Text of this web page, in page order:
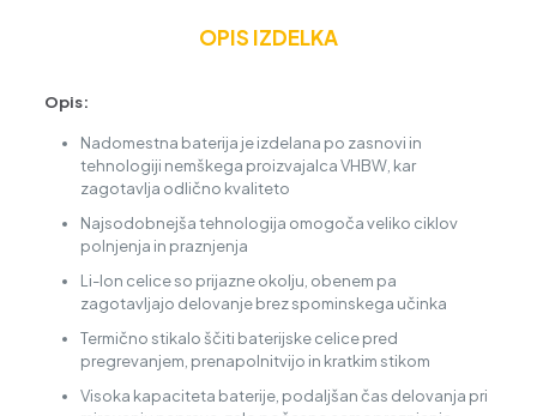
OPIS IZDELKA
Opis:
Nadomestna baterija je izdelana po zasnovi in
tehnologiji nemškega proizvajalca VHBW, kar
zagotavlja odlično kvaliteto
Najsodobnejša tehnologija omogoča veliko ciklov
polnjenja in praznjenja
Li-Ion celice so prijazne okolju, obenem pa
zagotavljajo delovanje brez spominskega učinka
Termično stikalo ščiti baterijske celice pred
pregrevanjem, prenapolnitvijo in kratkim stikom
Visoka kapaciteta baterije, podaljšan čas delovanja pri